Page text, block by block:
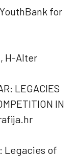
for
H-Alter
LEGACIES
IN
Legacies of